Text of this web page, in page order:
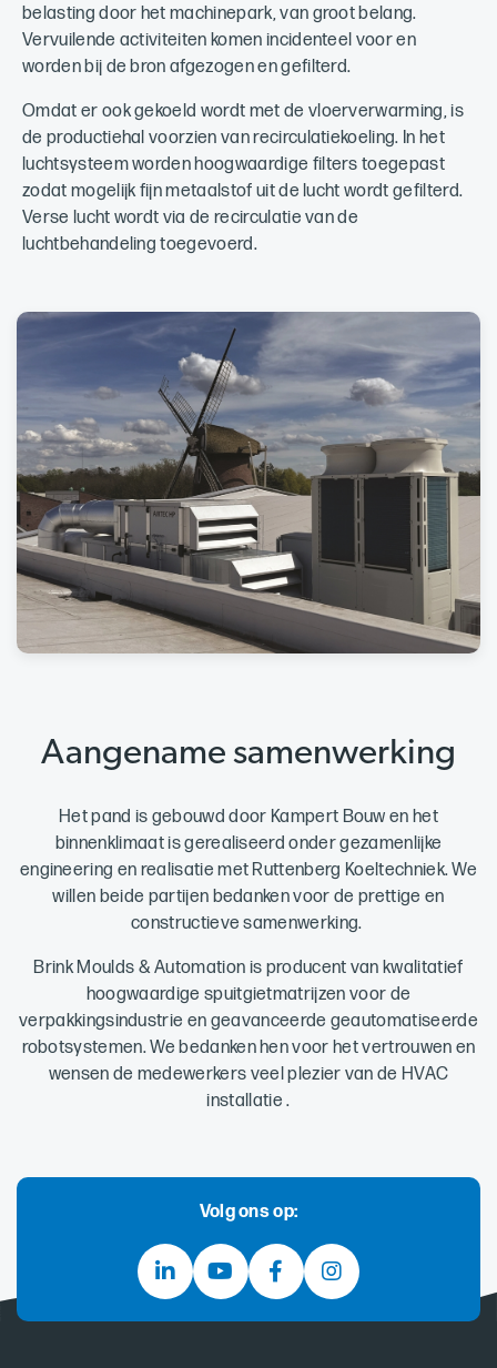
belasting door het machinepark, van groot belang.
Vervuilende activiteiten komen incidenteel voor en
worden bij de bron afgezogen en gefilterd.
Omdat er ook gekoeld wordt met de vloerverwarming, is
de productiehal voorzien van recirculatiekoeling. In het
luchtsysteem worden hoogwaardige filters toegepast
zodat mogelijk fijn metaalstof uit de lucht wordt gefilterd.
Verse lucht wordt via de recirculatie van de
luchtbehandeling toegevoerd.
Aangename samenwerking
Het pand is gebouwd door Kampert Bouw en het
binnenklimaat is gerealiseerd onder gezamenlijke
engineering en realisatie met Ruttenberg Koeltechniek. We
willen beide partijen bedanken voor de prettige en
constructieve samenwerking.
Brink Moulds & Automation is producent van kwalitatief
hoogwaardige spuitgietmatrijzen voor de
verpakkingsindustrie en geavanceerde geautomatiseerde
robotsystemen. We bedanken hen voor het vertrouwen en
wensen de medewerkers veel plezier van de HVAC
installatie .
Volg ons op: